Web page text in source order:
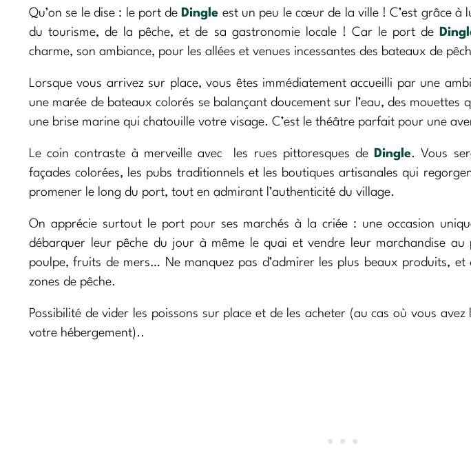
Qu’on se le dise : le port de Dingle est un peu le cœur de la ville ! C’est grâce à
du tourisme, de la pêche, et de sa gastronomie locale ! Car le port de
charme, son ambiance, pour les allées et venues incessantes des bateaux de
Lorsque vous arrivez sur place, vous êtes immédiatement accueilli par une
une marée de bateaux colorés se balançant doucement sur l’eau, des mouettes
une brise marine qui chatouille votre visage. C’est le théâtre parfait pour une
Le coin contraste à merveille avec les rues pittoresques de Dingle. Vous
façades colorées, les pubs traditionnels et les boutiques artisanales qui
promener le long du port, tout en admirant l’authenticité du village.
On apprécie surtout le port pour ses marchés à la criée : une occasion
débarquer leur pêche du jour à même le quai et vendre leur marchandise
poulpe, fruits de mers… Ne manquez pas d’admirer les plus beaux produits, et
zones de pêche.
Possibilité de vider les poissons sur place et de les acheter (au cas où vous
votre hébergement)..